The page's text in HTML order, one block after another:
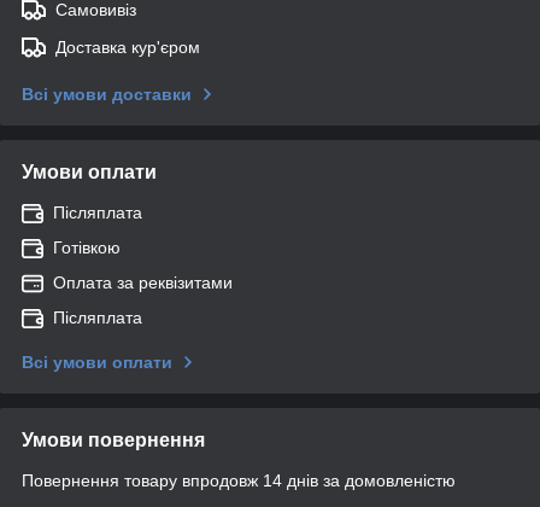
Самовивіз
Доставка кур'єром
Всі умови доставки
Умови оплати
Післяплата
Готівкою
Оплата за реквізитами
Післяплата
Всі умови оплати
Умови повернення
Повернення товару впродовж 14 днів за домовленістю